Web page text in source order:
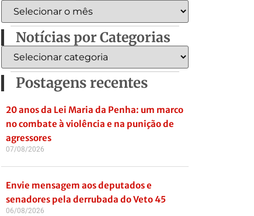
Notícias por Categorias
Postagens recentes
20 anos da Lei Maria da Penha: um marco
no combate à violência e na punição de
agressores
07/08/2026
Envie mensagem aos deputados e
senadores pela derrubada do Veto 45
06/08/2026